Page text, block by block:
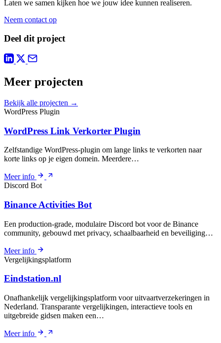
Laten we samen kijken hoe we jouw idee kunnen realiseren.
Neem contact op
Deel dit project
Meer projecten
Bekijk alle projecten →
WordPress Plugin
WordPress Link Verkorter Plugin
Zelfstandige WordPress-plugin om lange links te verkorten naar
korte links op je eigen domein. Meerdere…
Meer info
Discord Bot
Binance Activities Bot
Een production-grade, modulaire Discord bot voor de Binance
community, gebouwd met privacy, schaalbaarheid en beveiliging…
Meer info
Vergelijkingsplatform
Eindstation.nl
Onafhankelijk vergelijkingsplatform voor uitvaartverzekeringen in
Nederland. Transparante vergelijkingen, interactieve tools en
uitgebreide gidsen maken een…
Meer info